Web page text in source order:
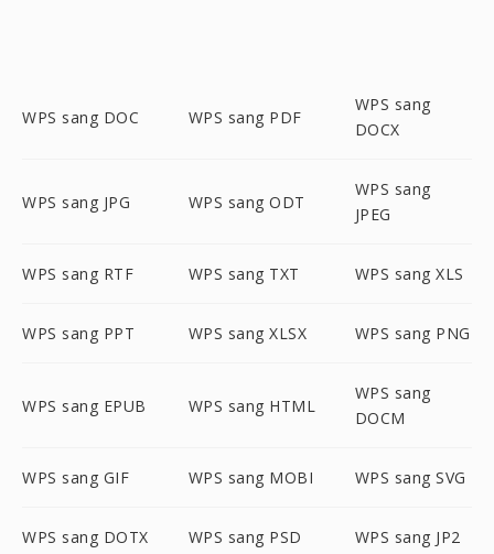
WPS sang DOC WPS sang PDF
WPS sang
DOCX
WPS sang JPG WPS sang ODT
WPS sang
JPEG
WPS sang RTF WPS sang TXT WPS sang XLS
WPS sang PPT WPS sang XLSX WPS sang PNG
WPS sang EPUB WPS sang HTML
WPS sang
DOCM
WPS sang GIF WPS sang MOBI WPS sang SVG
WPS sang DOTX WPS sang PSD WPS sang JP2